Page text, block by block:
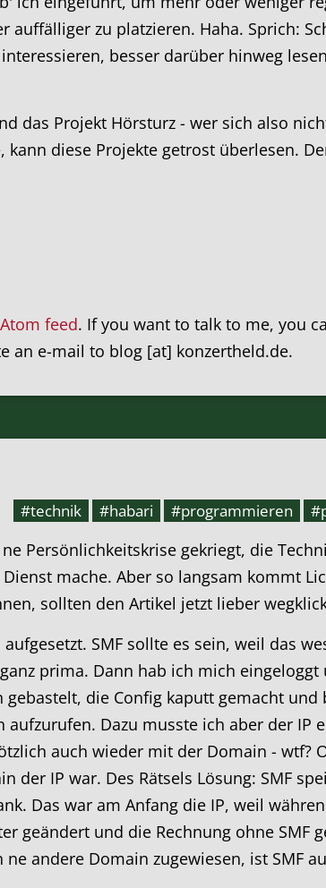
zu platzieren. Haha. Sprich:
besser darüber hinweg
das Projekt Hörsturz - wer sich also
diese Projekte getrost überlesen.
Atom feed. If you want to talk to me, you
an e-mail to blog [at] konzertheld.de.
#technik #habari #programmieren
Persönlichkeitskrise gekriegt, die
mache. Aber so langsam kommt
sollten den Artikel jetzt lieber
SMF sollte es sein, weil das
prima. Dann hab ich mich eingeloggt
die Config kaputt gemacht
Dazu musste ich aber der IP
auch wieder mit der Domain - wtf?
der IP war. Des Rätsels Lösung: SMF
Das war am Anfang die IP, weil
geändert und die Rechnung ohne SMF
andere Domain zugewiesen, ist SMF